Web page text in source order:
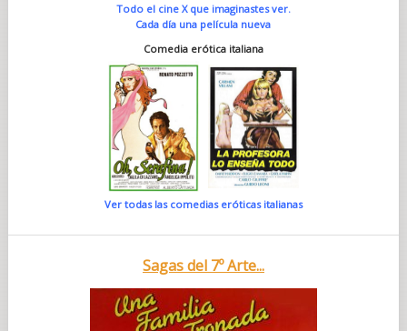
Todo el cine X que imaginastes ver.
Cada día una película nueva
Comedia erótica italiana
Ver todas las comedias eróticas italianas
Sagas del 7º Arte...